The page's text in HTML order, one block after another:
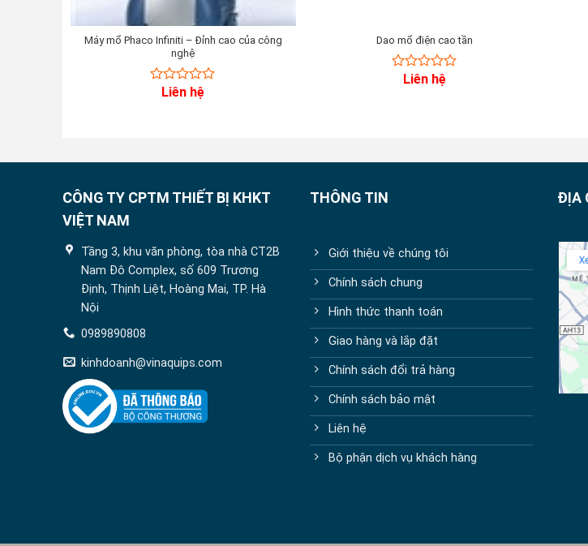
Máy mổ Phaco Infiniti – Đỉnh cao của công
nghệ
Liên hệ
Dao mổ điện cao tần
Liên hệ
CÔNG TY CPTM THIẾT BỊ KHKT
VIỆT NAM
Tầng 3, khu văn phòng, tòa nhà CT2B
Nam Đô Complex, số 609 Trương
Định, Thịnh Liệt, Hoàng Mai, TP. Hà
Nội
0989890808
kinhdoanh@vinaquips.com
THÔNG TIN
Giới thiệu về chúng tôi
Chính sách chung
Hình thức thanh toán
Giao hàng và lắp đặt
Chính sách đổi trả hàng
Chính sách bảo mật
Liên hệ
Bộ phận dịch vụ khách hàng
ĐỊA